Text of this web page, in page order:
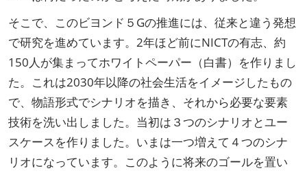
そこで、このビヨンド５Gの推進には、従来と違う発想
で研究を進めています。2年ほど前にNICTの有志、約
150人が集まってホワイトペーパー（白書）を作りまし
た。これは2030年以降の社会生活をイメージしたもの
で、物語形式でシナリオを描き、それから必要な要素
技術を洗い出しました。当初は３つのシナリオとユー
スケースを作りました。いまは一つ増えて４つのシナ
リオになっています。このように将来のゴールを置い